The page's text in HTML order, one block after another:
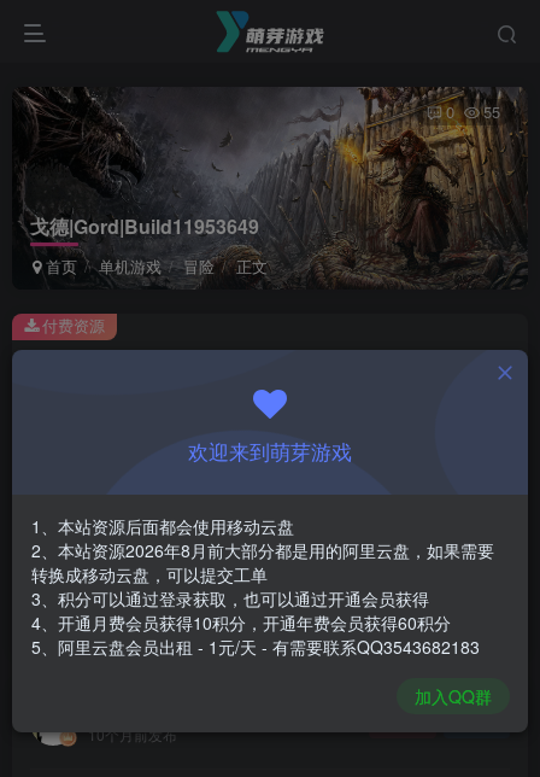
戈德|Gord|Build11953649
首页 单机游戏 冒险 正文
0 55
此内容为付费资源，请付费后查看
￥1
免费
登录购买
安装包大小
游戏本体大小
11.37 GB
付费资源
10个月前发布
欢迎来到萌芽游戏
1、本站资源后面都会使用移动云盘
2、本站资源2026年8月前大部分都是用的阿里云盘，如果需要
转换成移动云盘，可以提交工单
3、积分可以通过登录获取，也可以通过开通会员获得
4、开通月费会员获得10积分，开通年费会员获得60积分
5、阿里云盘会员出租 - 1元/天 - 有需要联系QQ3543682183
加入QQ群